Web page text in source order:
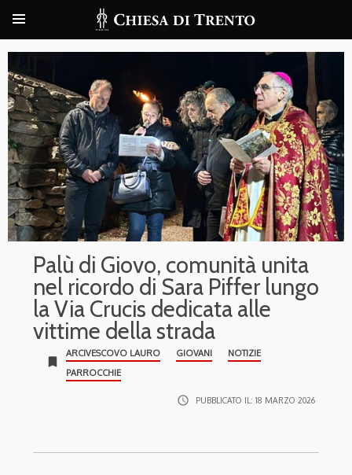
Palù di Giovo, comunità unita
nel ricordo di Sara Piffer lungo
la Via Crucis dedicata alle
vittime della strada
bookmark
ARCIVESCOVO LAURO GIOVANI
NOTIZIE
PARROCCHIE
access_time PUBBLICATO IL: 18 MARZO 2026